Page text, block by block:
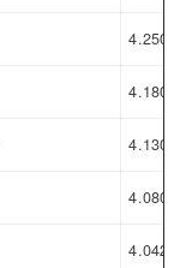
4.250
4.180
4.130
4.080
4.042